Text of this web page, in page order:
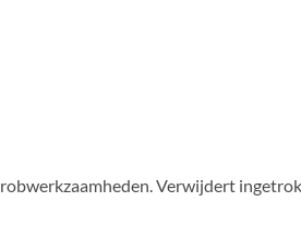
Verwijdert